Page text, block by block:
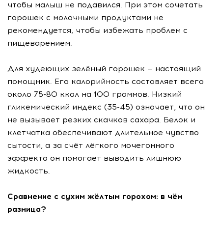
чтобы малыш не подавился. При этом сочетать
горошек с молочными продуктами не
рекомендуется, чтобы избежать проблем с
пищеварением.
Для худеющих зелёный горошек — настоящий
помощник. Его калорийность составляет всего
около 75-80 ккал на 100 граммов. Низкий
гликемический индекс (35-45) означает, что он
не вызывает резких скачков сахара. Белок и
клетчатка обеспечивают длительное чувство
сытости, а за счёт лёгкого мочегонного
эффекта он помогает выводить лишнюю
жидкость.
Сравнение с сухим жёлтым горохом: в чём
разница?